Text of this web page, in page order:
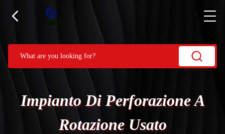
Impianto Di Perforazione A
Rotazione Usato